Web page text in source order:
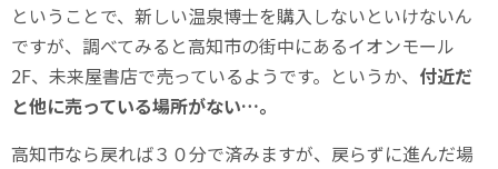
ということで、新しい温泉博士を購入しないといけないん
ですが、調べてみると高知市の街中にあるイオンモール
2F、未来屋書店で売っているようです。というか、 付近だ
と他に売っている場所がない…。
高知市なら戻れば３０分で済みますが、戻らずに進んだ場